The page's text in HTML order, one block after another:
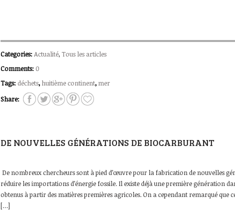
Categories:Actualité, Tous les articles
Comments: 0
Tags: déchets, huitième continent, mer
Share:
DE NOUVELLES GÉNÉRATIONS DE BIOCARBURANT
De nombreux chercheurs sont à pied d’œuvre pour la fabrication de nouvelles
réduire les importations d’énergie fossile. Il existe déjà une première génération
obtenus à partir des matières premières agricoles. On a cependant remarqué que
[…]